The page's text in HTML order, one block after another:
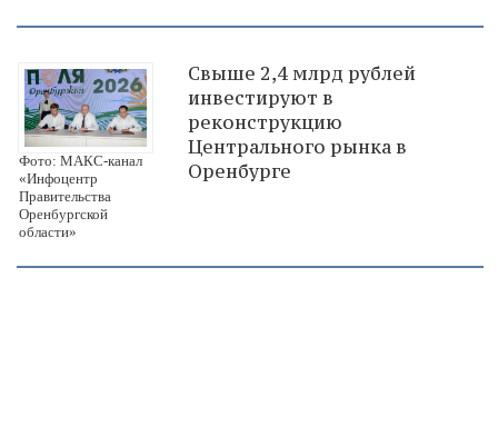
Фото: МАКС-канал
«Инфоцентр
Правительства
Оренбургской
области»
Свыше 2,4 млрд рублей
инвестируют в
реконструкцию
Центрального рынка в
Оренбурге